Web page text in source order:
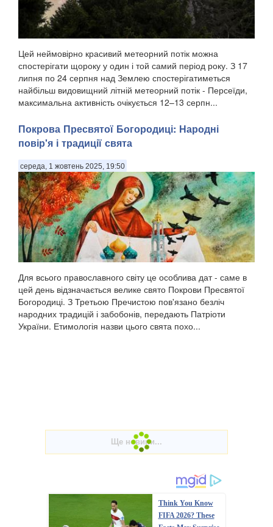
Цей неймовірно красивий метеорний потік можна
спостерігати щороку у один і той самий період року. З 17
липня по 24 серпня над Землею спостерігатиметься
найбільш видовищний літній метеорний потік - Персеїди,
максимальна активність очікується 12–13 серпн...
Покрова Пресвятої Богородиці: Народні
повір'я і традиції свята
середа, 1 жовтень 2025, 19:50
Для всього православного світу це особлива дат - саме в
цей день відзначається велике свято Покрови Пресвятої
Богородиці. З Третьою Пречистою пов'язано безліч
народних традицій і забобонів, передають Патріоти
України. Етимологія назви цього свята похо...
Think You Know
FIFA 2026? These